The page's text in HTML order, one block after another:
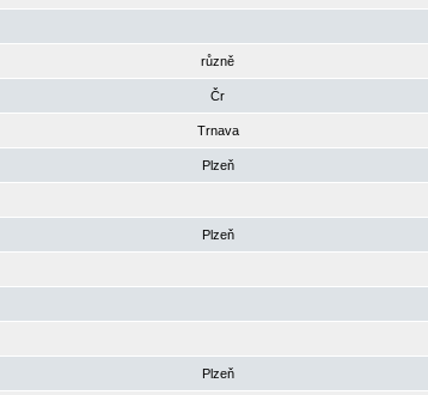
různě
Čr
Trnava
Plzeň
Plzeň
Plzeň